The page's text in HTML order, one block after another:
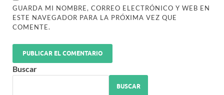
GUARDA MI NOMBRE, CORREO ELECTRÓNICO Y WEB EN
ESTE NAVEGADOR PARA LA PRÓXIMA VEZ QUE
COMENTE.
Buscar
BUSCAR